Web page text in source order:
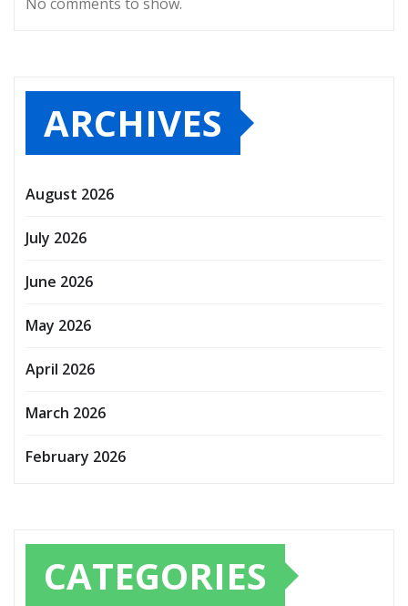
ARCHIVES
August 2026
July 2026
June 2026
May 2026
April 2026
March 2026
February 2026
CATEGORIES